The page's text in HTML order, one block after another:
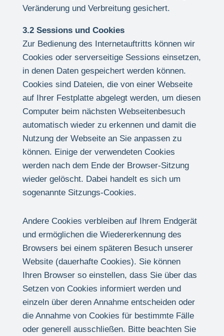
Veränderung und Verbreitung gesichert.
3.2 Sessions und Cookies
Zur Bedienung des Internetauftritts können wir
Cookies oder serverseitige Sessions einsetzen,
in denen Daten gespeichert werden können.
Cookies sind Dateien, die von einer Webseite
auf Ihrer Festplatte abgelegt werden, um diesen
Computer beim nächsten Webseitenbesuch
automatisch wieder zu erkennen und damit die
Nutzung der Webseite an Sie anpassen zu
können. Einige der verwendeten Cookies
werden nach dem Ende der Browser-Sitzung
wieder gelöscht. Dabei handelt es sich um
sogenannte Sitzungs-Cookies.
Andere Cookies verbleiben auf Ihrem Endgerät
und ermöglichen die Wiedererkennung des
Browsers bei einem späteren Besuch unserer
Website (dauerhafte Cookies). Sie können
Ihren Browser so einstellen, dass Sie über das
Setzen von Cookies informiert werden und
einzeln über deren Annahme entscheiden oder
die Annahme von Cookies für bestimmte Fälle
oder generell ausschließen. Bitte beachten Sie